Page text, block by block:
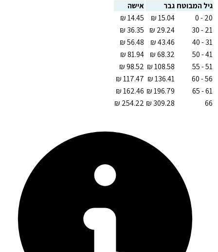
גיל המבוטחגבר
אישה
20 - 0
21 - 30
31 - 40
41 - 50
51 - 55
56 - 60
61 - 65
66